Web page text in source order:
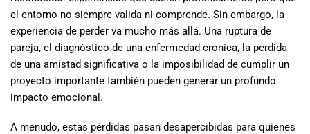
el entorno no siempre valida ni comprende. Sin embargo, la
experiencia de perder va mucho más allá. Una ruptura de
pareja, el diagnóstico de una enfermedad crónica, la pérdida
de una amistad significativa o la imposibilidad de cumplir un
proyecto importante también pueden generar un profundo
impacto emocional.
A menudo, estas pérdidas pasan desapercibidas para quienes